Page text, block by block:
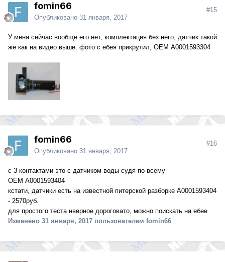
fomin66
Опубликовано 31 января, 2017
#15
У меня сейчас вообще его нет, комплектация без него, датчик такой
же как на видео выше. фото с ебея прикрутил, ОЕМ A0001593304
fomin66
Опубликовано 31 января, 2017
#16
с 3 контактами это с датчиком воды судя по всему
ОЕМ A0001593404
кстати, датчики есть на известной питерской разборке A0001593404
- 2570руб.
для простого теста нверное дороговато, можно поискать на ебее
Изменено 31 января, 2017 пользователем fomin66